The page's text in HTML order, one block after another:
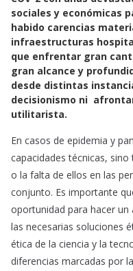
e
b
o
o
k
t
s
A
p
p
i
l
sociales y económicas
habido carencias
infraestructuras
que enfrentar gran
gran alcance y
desde distintas
decisionismo ni
utilitarista.
En casos de epidemia y
capacidades técnicas,
o la falta de ellos en las
conjunto. Es importante
oportunidad para hacer
las necesarias soluciones
ética de la ciencia y la
diferencias marcadas por